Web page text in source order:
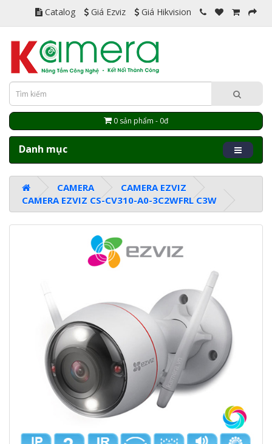
Catalog Giá Ezviz Giá Hikvision
0 sản phẩm - 0đ
Danh mục
CAMERA
CAMERA EZVIZ
CAMERA EZVIZ CS-CV310-A0-3C2WFRL C3W